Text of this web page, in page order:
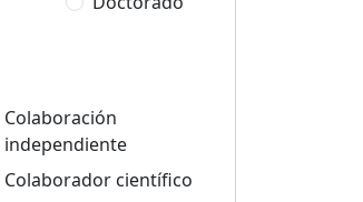
Colaboración
independiente
Colaborador científico